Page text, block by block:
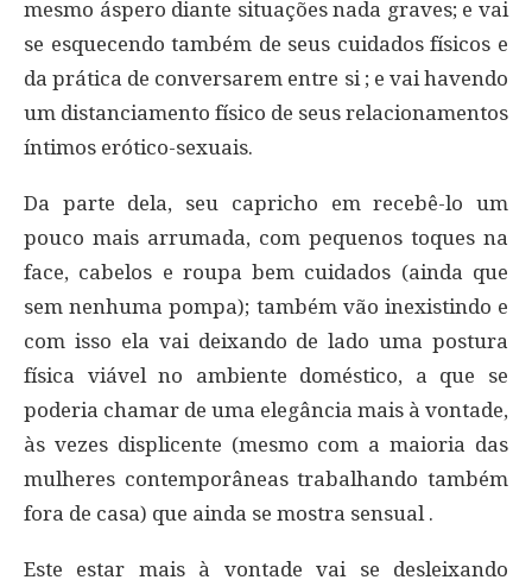
mesmo áspero diante situações nada graves; e vai
se esquecendo também de seus cuidados físicos e
da prática de conversarem entre si ; e vai havendo
um distanciamento físico de seus relacionamentos
íntimos erótico-sexuais.
Da parte dela, seu capricho em recebê-lo um
pouco mais arrumada, com pequenos toques na
face, cabelos e roupa bem cuidados (ainda que
sem nenhuma pompa); também vão inexistindo e
com isso ela vai deixando de lado uma postura
física viável no ambiente doméstico, a que se
poderia chamar de uma elegância mais à vontade,
às vezes displicente (mesmo com a maioria das
mulheres contemporâneas trabalhando também
fora de casa) que ainda se mostra sensual .
Este estar mais à vontade vai se desleixando